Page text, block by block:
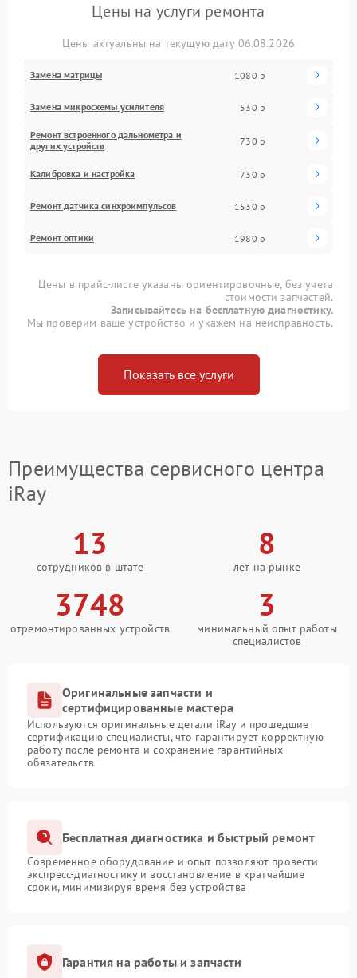
Цены на услуги ремонта
Цены актуальны на текущую дату 06.08.2026
Замена матрицы 1080 р
Замена микросхемы усилителя 530 р
Ремонт встроенного дальнометра и
других устройств
730 р
Калибровка и настройка 730 р
Ремонт датчика синхроимпульсов 1530 р
Ремонт оптики 1980 р
Цены в прайс-листе указаны ориентировочные, без учета
стоимости запчастей.
Записывайтесь на бесплатную диагностику.
Мы проверим ваше устройство и укажем на неисправность.
Показать все услуги
Преимущества сервисного центра
iRay
13
сотрудников в штате
8
лет на рынке
3748
отремонтированных устройств
3
минимальный опыт работы
специалистов
Оригинальные запчасти и
сертифицированные мастера
Используются оригинальные детали iRay и прошедшие
сертификацию специалисты, что гарантирует корректную
работу после ремонта и сохранение гарантийных
обязательств
Бесплатная диагностика и быстрый ремонт
Современное оборудование и опыт позволяют провести
экспресс-диагностику и восстановление в кратчайшие
сроки, минимизируя время без устройства
Гарантия на работы и запчасти